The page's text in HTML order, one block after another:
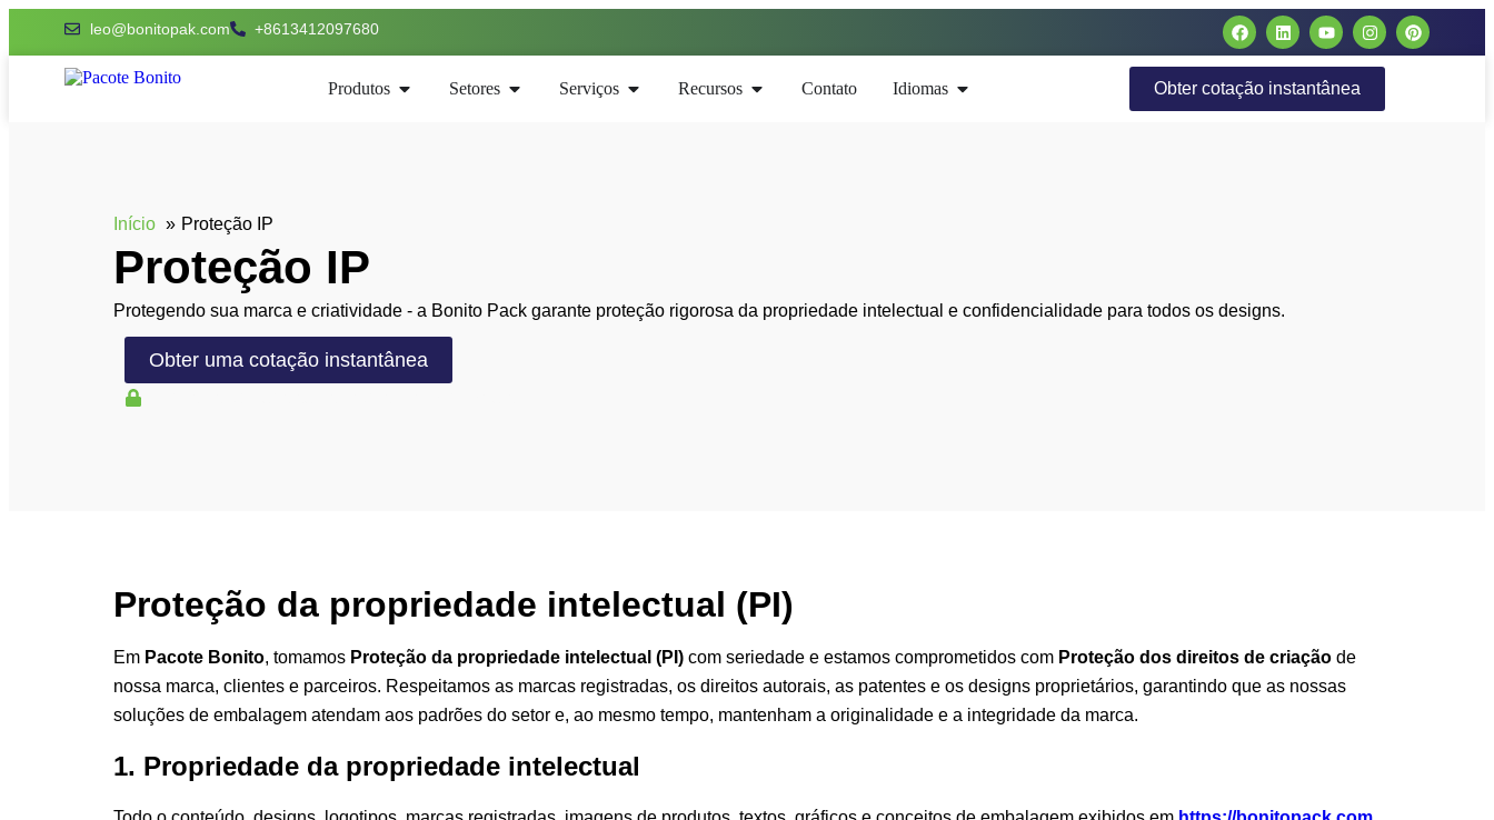
leo@bonitopak.com +8613412097680
Produtos Setores Serviços Recursos Contato Idiomas Obter cotação instantânea
Início Proteção IP
Proteção IP
Protegendo sua marca e criatividade - a Bonito Pack garante proteção rigorosa da propriedade intelectual e confidencialidade para todos os designs.
Obter uma cotação instantânea
Proteção da propriedade intelectual (PI)
Em Pacote Bonito, tomamos Proteção da propriedade intelectual (PI) com seriedade e estamos comprometidos com Proteção dos direitos de criação de
nossa marca, clientes e parceiros. Respeitamos as marcas registradas, os direitos autorais, as patentes e os designs proprietários, garantindo que as nossas
soluções de embalagem atendam aos padrões do setor e, ao mesmo tempo, mantenham a originalidade e a integridade da marca.
1. Propriedade da propriedade intelectual